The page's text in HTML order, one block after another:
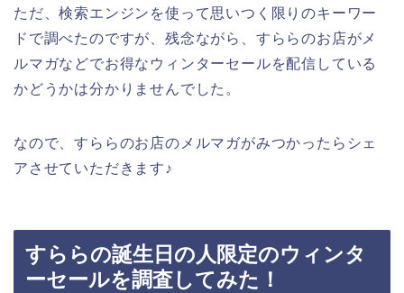
ただ、検索エンジンを使って思いつく限りのキーワー
ドで調べたのですが、残念ながら、すららのお店がメ
ルマガなどでお得なウィンターセールを配信している
かどうかは分かりませんでした。
なので、すららのお店のメルマガがみつかったらシェ
アさせていただきます♪
すららの誕生日の人限定のウィンタ
ーセールを調査してみた！